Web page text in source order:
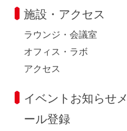
施設・アクセス
ラウンジ・会議室
オフィス・ラボ
アクセス
イベントお知らせメ
ール登録